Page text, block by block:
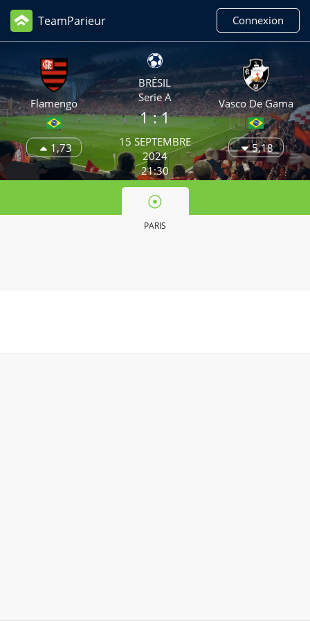
TeamParieur Connexion
Flamengo
1,73
BRÉSIL
Serie A
1 : 1
15 SEPTEMBRE
2024
21:30
Vasco De Gama
5,18
PARIS